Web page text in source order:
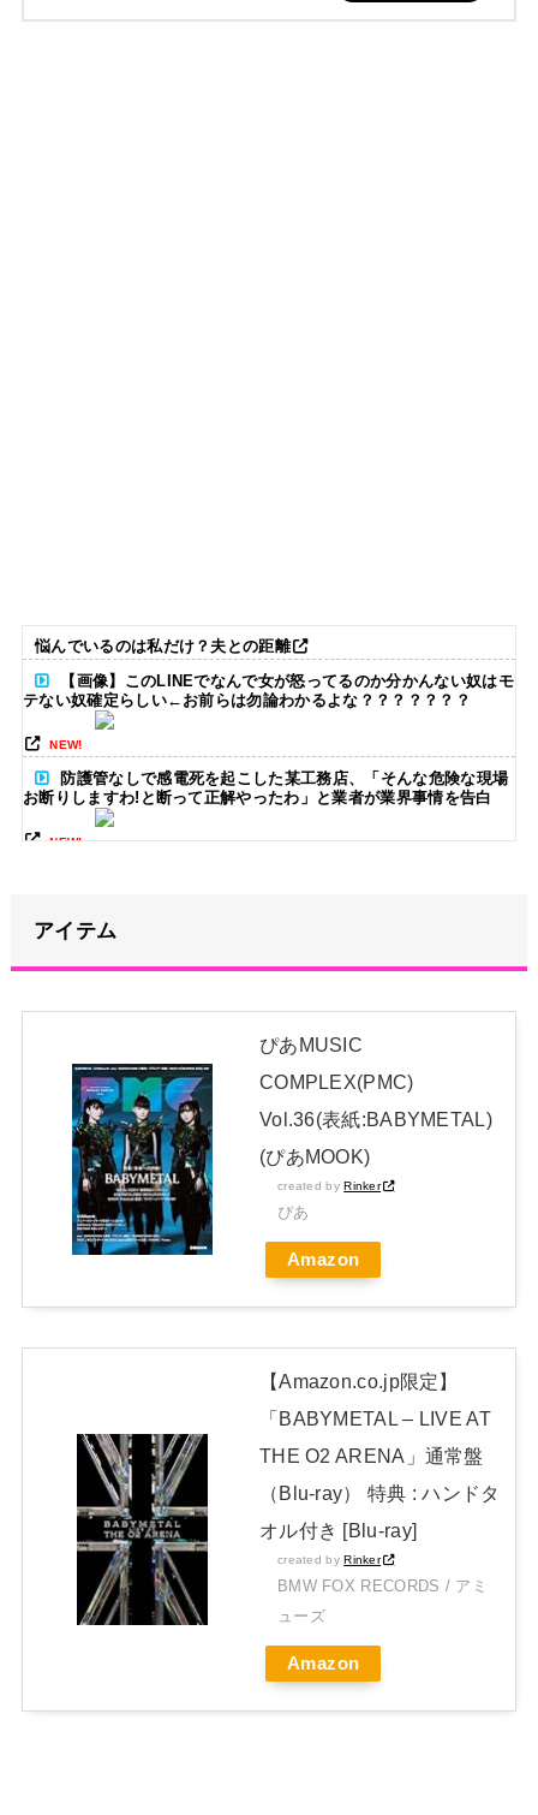
悩んでいるのは私だけ？夫との距離
【画像】このLINEでなんで女が怒ってるのか分かんない奴はモ
テない奴確定らしい←お前らは勿論わかるよな？？？？？？？
NEW!
防護管なしで感電死を起こした某工務店、「そんな危険な現場
お断りしますわ!と断って正解やったわ」と業者が業界事情を告白
NEW!
誰もが納得【画像あり】
グ！！【GIF動画あり】
おでこ封印！中村アン、“前髪あり”の新ヘアスタイルに「新鮮
でたまらん」の声【画像】 NEW!
日本独自企画・限定生産盤「METAL FORTH (DELUXE
JAPAN EDITION)」着弾
【BABYMETAL】METAL FORTH DELUXE JAPAN EDITION
開封レビュー!
アイテム
ぴあMUSIC
COMPLEX(PMC)
Vol.36(表紙:BABYMETAL)
(ぴあMOOK)
created byRinker
ぴあ
Amazon
【Amazon.co.jp限定】
「BABYMETAL – LIVE AT
THE O2 ARENA」通常盤
（Blu-ray） 特典 : ハンドタ
オル付き [Blu-ray]
created byRinker
BMW FOX RECORDS / アミ
ューズ
Amazon